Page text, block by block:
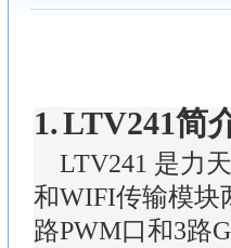
1.LTV241简
LTV241 是力
和WIFI传输模块
路PWM口和3路